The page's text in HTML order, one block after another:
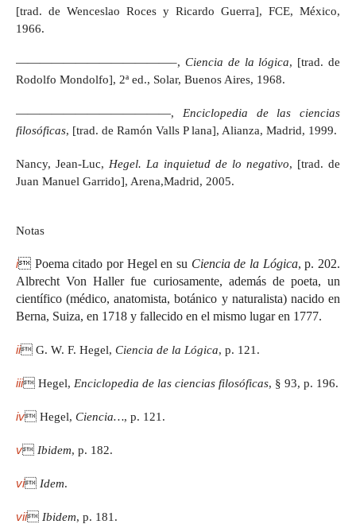
[trad. de Wenceslao Roces y Ricardo Guerra], FCE, México,
1966.
—————————————–, Ciencia de la lógica, [trad. de
Rodolfo Mondolfo], 2ª ed., Solar, Buenos Aires, 1968.
—————————————, Enciclopedia de las ciencias
filosóficas, [trad. de Ramón Valls P lana], Alianza, Madrid, 1999.
Nancy, Jean-Luc, Hegel. La inquietud de lo negativo, [trad. de
Juan Manuel Garrido], Arena,Madrid, 2005.
Notas
i Poema citado por Hegel en su Ciencia de la Lógica, p. 202.
Albrecht Von Haller fue curiosamente, además de poeta, un
científico (médico, anatomista, botánico y naturalista) nacido en
Berna, Suiza, en 1718 y fallecido en el mismo lugar en 1777.
ii G. W. F. Hegel, Ciencia de la Lógica, p. 121.
iii Hegel, Enciclopedia de las ciencias filosóficas, § 93, p. 196.
iv Hegel, Ciencia…, p. 121.
v Ibidem, p. 182.
vi Idem.
vii Ibidem, p. 181.